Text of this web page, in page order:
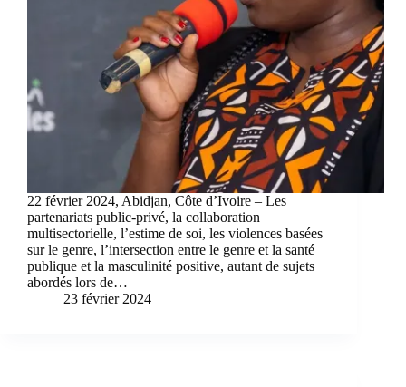
22 février 2024, Abidjan, Côte d’Ivoire – Les
partenariats public-privé, la collaboration
multisectorielle, l’estime de soi, les violences basées
sur le genre, l’intersection entre le genre et la santé
publique et la masculinité positive, autant de sujets
abordés lors de…
23 février 2024